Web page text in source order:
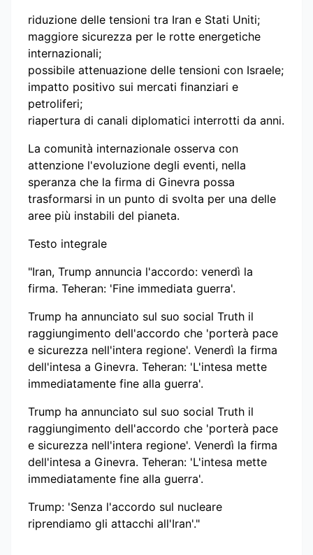
riduzione delle tensioni tra Iran e Stati Uniti;
maggiore sicurezza per le rotte energetiche
internazionali;
possibile attenuazione delle tensioni con Israele;
impatto positivo sui mercati finanziari e
petroliferi;
riapertura di canali diplomatici interrotti da anni.
La comunità internazionale osserva con
attenzione l'evoluzione degli eventi, nella
speranza che la firma di Ginevra possa
trasformarsi in un punto di svolta per una delle
aree più instabili del pianeta.
Testo integrale
"Iran, Trump annuncia l'accordo: venerdì la
firma. Teheran: 'Fine immediata guerra'.
Trump ha annunciato sul suo social Truth il
raggiungimento dell'accordo che 'porterà pace
e sicurezza nell'intera regione'. Venerdì la firma
dell'intesa a Ginevra. Teheran: 'L'intesa mette
immediatamente fine alla guerra'.
Trump ha annunciato sul suo social Truth il
raggiungimento dell'accordo che 'porterà pace
e sicurezza nell'intera regione'. Venerdì la firma
dell'intesa a Ginevra. Teheran: 'L'intesa mette
immediatamente fine alla guerra'.
Trump: 'Senza l'accordo sul nucleare
riprendiamo gli attacchi all'Iran'."